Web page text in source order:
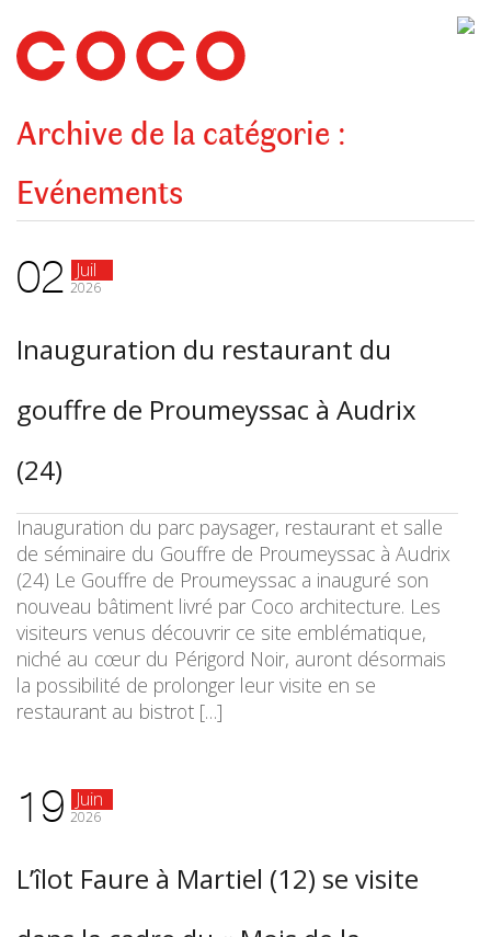
CoCo
Architecture
architecture,
urbanisme,
Archive de la catégorie :
Evénements
02 Juil
2026
Inauguration du restaurant du
gouffre de Proumeyssac à Audrix
(24)
Inauguration du parc paysager, restaurant et salle
de séminaire du Gouffre de Proumeyssac à Audrix
(24) Le Gouffre de Proumeyssac a inauguré son
nouveau bâtiment livré par Coco architecture. Les
visiteurs venus découvrir ce site emblématique,
niché au cœur du Périgord Noir, auront désormais
la possibilité de prolonger leur visite en se
restaurant au bistrot […]
19 Juin
2026
L’îlot Faure à Martiel (12) se visite